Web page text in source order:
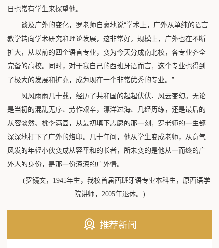
日也常有学生来探望他。
谈及广外的变化，罗老师自豪地说“学术上，广外从单纯的语言
教学转向学术研究和理论发展，这非常好。规模上，广外也在不断
扩大，从以前的四个语言专业，变为今天分成南北校，各专业齐全
完备的高校。同时，对于我自己的西班牙语而言，这个专业也得到
了极大的发展和扩充，成为现在一个非常优秀的专业。”
风风雨雨几十载，经历了共和国的起起伏伏、风云变幻。无论
是当初的混乱无序、劳作艰辛，漂洋过海、几经历练，还是最后的
从容淡然、桃李满园，从最初填下志愿的那一刻，罗老师的一生都
深深地打下了广外的烙印。几十年间，他从学生变成老师，从意气
风发的年轻小伙变成从容平和的长者，所未变的是他从一而终的广
外人的身份，是那一份深深的广外情。
(罗镜文，1945年生，我校首届西班牙语专业本科生，原西语学
院讲师，2005年退休。)
推荐新闻